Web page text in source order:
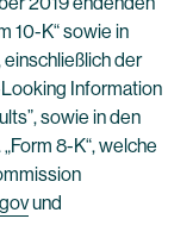
10-K“ sowie in
einschließlich der
Looking Information
sowie in den
8-K“, welche
und